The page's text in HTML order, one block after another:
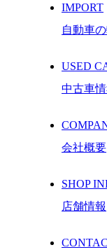
IMPORT
自動車
USED
中古車
会社概要
SHOP
店舗情報